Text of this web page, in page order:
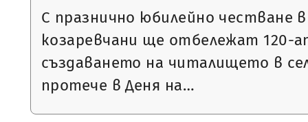
С празнично юбилейно честване
козаревчани ще отбележат 120-
създаването на читалището в
протече в Деня на…